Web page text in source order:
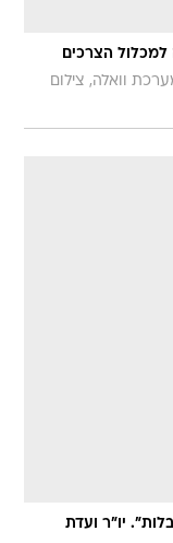
הצרכים
וואלה, צילום
יו"ר ועדת